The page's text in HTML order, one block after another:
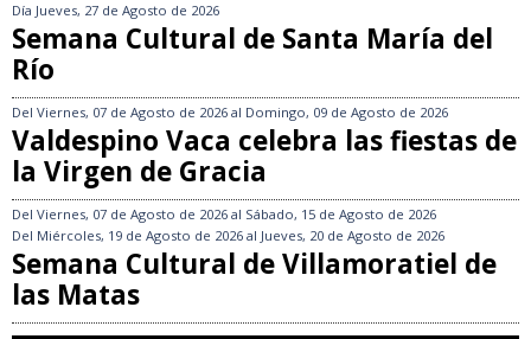
Día Jueves, 27 de Agosto de 2026
Semana Cultural de Santa María del
Río
Del Viernes, 07 de Agosto de 2026 al Domingo, 09 de Agosto de 2026
Valdespino Vaca celebra las fiestas de
la Virgen de Gracia
Del Viernes, 07 de Agosto de 2026 al Sábado, 15 de Agosto de 2026
Del Miércoles, 19 de Agosto de 2026 al Jueves, 20 de Agosto de 2026
Semana Cultural de Villamoratiel de
las Matas